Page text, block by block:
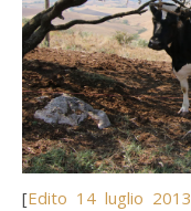
[ Edito 14 luglio 2013